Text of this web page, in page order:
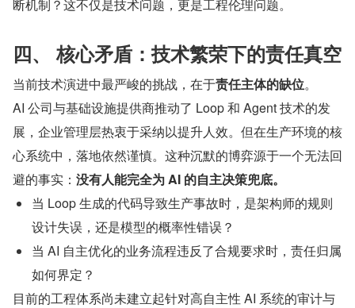
断机制？这不仅是技术问题，更是工程伦理问题。
四、 核心矛盾：技术繁荣下的责任真空
当前技术演进中最严峻的挑战，在于责任主体的缺位。
AI 公司与基础设施提供商推动了 Loop 和 Agent 技术的发
展，企业管理层热衷于采纳以提升人效。但在生产环境的核
心系统中，落地依然谨慎。这种沉默的博弈源于一个无法回
避的事实： 没有人能完全为 AI 的自主决策兜底。
当 Loop 生成的代码导致生产事故时，是架构师的规则
设计失误，还是模型的概率性错误？
当 AI 自主优化的业务流程违反了合规要求时，责任归属
如何界定？
目前的工程体系尚未建立起针对高自主性 AI 系统的审计与